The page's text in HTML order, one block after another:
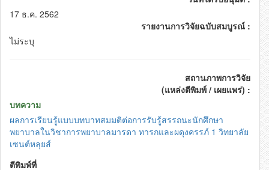
17 ธ.ค. 2562
รายงานการวิจัยฉบับสมบูรณ์ :
ไม่ระบุ
สถานภาพการวิจัย
(แหล่งตีพิมพ์ / เผยแพร่) :
บทความ
ผลการเรียนรู้แบบบทบาทสมมติต่อการรับรู้สรรถนะนักศึกษา
พยาบาลในวิชาการพยาบาลมารดา ทารกและผดุงครรภ์ 1 วิทยาลัย
เซนต์หลุยส์
ตีพิมพ์ที่